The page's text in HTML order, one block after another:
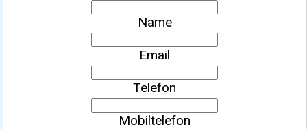
Name
Email
Telefon
Mobiltelefon